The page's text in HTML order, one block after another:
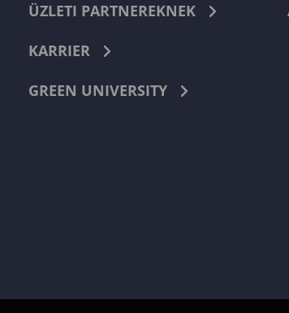
ÜZLETI PARTNEREKNEK
KARRIER
GREEN UNIVERSITY